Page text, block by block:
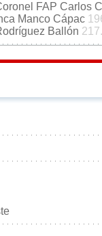
FAP Carlos
Manco Cápac
Ballón